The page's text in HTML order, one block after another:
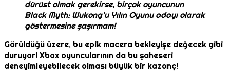
dürüst olmak gerekirse, birçok oyuncunun
Black Myth: Wukong’u Yılın Oyunu adayı olarak
göstermesine şaşırmam!
Görüldüğü üzere, bu epik macera bekleyişe değecek gibi
duruyor! Xbox oyuncularının da bu şaheseri
deneyimleyebilecek olması büyük bir kazanç!